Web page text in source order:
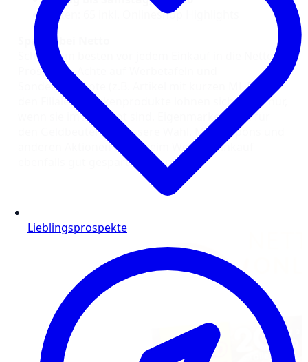
Seiten: 65 inkl. Onlineshop Highlights
Sparen bei Netto
Schaue am besten vor jedem Einkauf in die Netto
Prospekte. Achte auf Werbetafeln und
Sonderangebote (z.B. Artikel mit kurzen MHD) in
den Filialen. Markenprodukte lohnen sich meist nur,
wenn sie im Angebot sind. Eigenmarken sind für
den Geldbeutel die bessere Wahl. Mit Coupons und
anderen Aktionen kann beim Wocheneinkauf
ebenfalls gut gespart werden.
Lieblingsprospekte